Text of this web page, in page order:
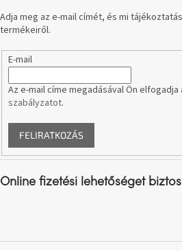
Színes
belső
kedvezményesen
Anyák
napja
étkező,
Adja meg az e-mail címét, és mi
termékeiről.
E-mail
Az e-mail címe megadásával Ön elfogadja
szabályzatot.
FELIRATKOZÁS
Online fizetési lehetőséget